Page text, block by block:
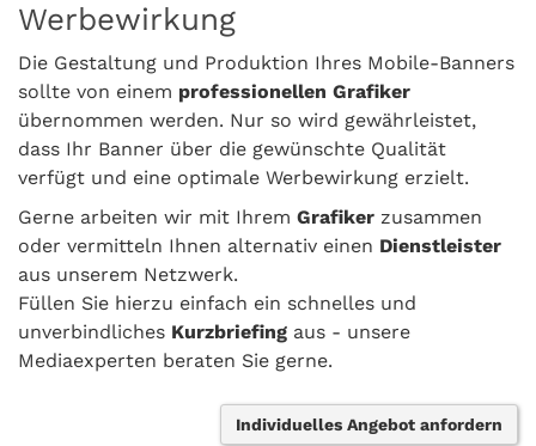
Werbewirkung
Die Gestaltung und Produktion Ihres Mobile-Banners
sollte von einem professionellen Grafiker
übernommen werden. Nur so wird gewährleistet,
dass Ihr Banner über die gewünschte Qualität
verfügt und eine optimale Werbewirkung erzielt.
Gerne arbeiten wir mit Ihrem Grafiker zusammen
oder vermitteln Ihnen alternativ einen Dienstleister
aus unserem Netzwerk.
Füllen Sie hierzu einfach ein schnelles und
unverbindliches Kurzbriefing aus - unsere
Mediaexperten beraten Sie gerne.
Individuelles Angebot anfordern